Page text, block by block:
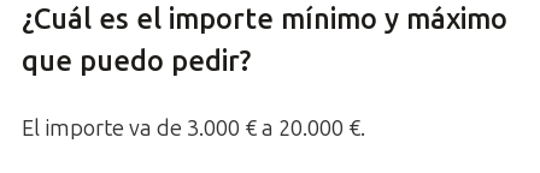
¿Cuál es el importe mínimo y máximo
que puedo pedir?
El importe va de 3.000 € a 20.000 €.